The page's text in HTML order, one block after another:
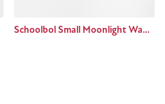
Schoolbol Small Moonlight Wandleuchte Basic black